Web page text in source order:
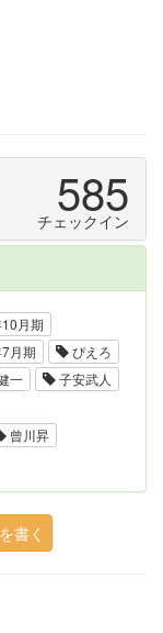
585
チェックイン
月期
月期
ぴえろ
一
子安武人
曾川昇
書く